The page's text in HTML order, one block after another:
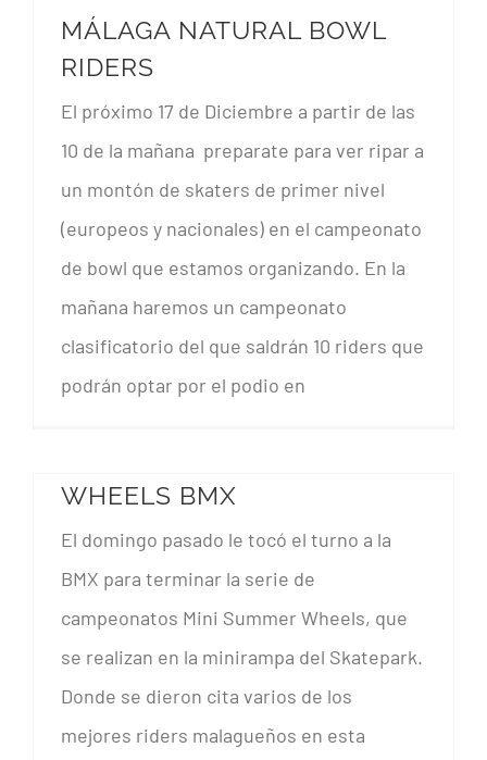
MÁLAGA NATURAL BOWL
RIDERS
El próximo 17 de Diciembre a partir de las
10 de la mañana preparate para ver ripar a
un montón de skaters de primer nivel
(europeos y nacionales) en el campeonato
de bowl que estamos organizando. En la
mañana haremos un campeonato
clasificatorio del que saldrán 10 riders que
podrán optar por el podio en
WHEELS BMX
El domingo pasado le tocó el turno a la
BMX para terminar la serie de
campeonatos Mini Summer Wheels, que
se realizan en la minirampa del Skatepark.
Donde se dieron cita varios de los
mejores riders malagueños en esta